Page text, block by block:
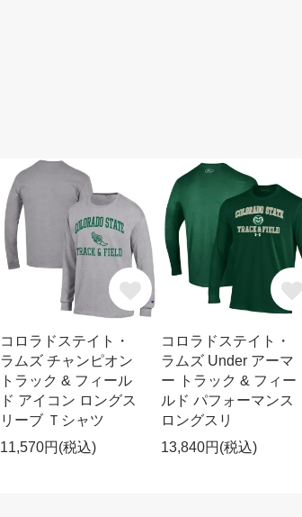
コロラドステイト・
ラムズ チャンピオン
トラック & フィール
ド アイコン ロングス
リーブ Ｔシャツ
11,570円(税込)
コロラドステイト・
ラムズ Under アーマ
ー トラック & フィー
ルド パフォーマンス
ロングスリ
13,840円(税込)